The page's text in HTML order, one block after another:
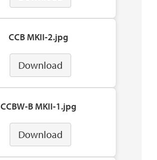
CCB MKII-2.jpg
Download
CCBW-B MKII-1.jpg
Download